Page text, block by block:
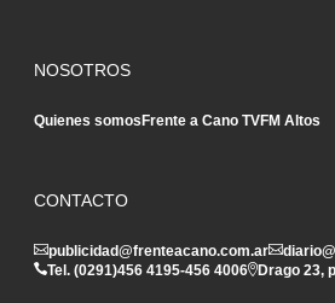
NOSOTROS
Quienes somosFrente a Cano TVFM Altos
CONTACTO
publicidad@frenteacano.com.ar
Tel. (0291)456 4195-456 4006 Drago 23,